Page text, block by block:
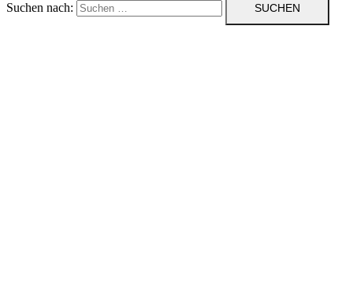
Suchen nach: